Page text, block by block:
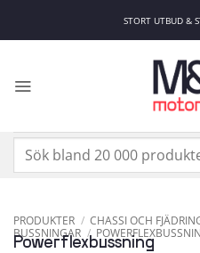
STORT UTBUD &
Sök
PRODUKTER / CHASSI OCH
BUSSNINGAR /
Powerflexbussning